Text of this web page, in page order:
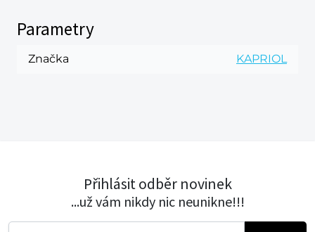
Parametry
Značka KAPRIOL
Přihlásit odběr novinek
...už vám nikdy nic neunikne!!!